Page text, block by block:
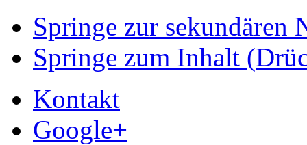
Springe zur sekundären
Springe zum Inhalt
Kontakt
Google+